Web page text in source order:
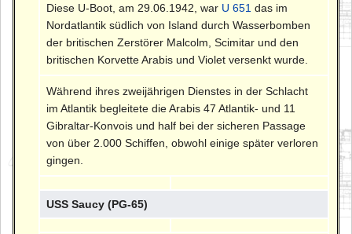
Diese U-Boot, am 29.06.1942, war U 651 das im
Nordatlantik südlich von Island durch Wasserbomben
der britischen Zerstörer Malcolm, Scimitar und den
britischen Korvette Arabis und Violet versenkt wurde.
Während ihres zweijährigen Dienstes in der Schlacht
im Atlantik begleitete die Arabis 47 Atlantik- und 11
Gibraltar-Konvois und half bei der sicheren Passage
von über 2.000 Schiffen, obwohl einige später verloren
gingen.
USS Saucy (PG-65)